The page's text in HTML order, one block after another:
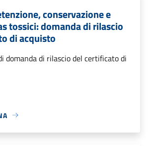
conservazione e
tossici: domanda di rilascio
di acquisto
domanda di rilascio del certificato di